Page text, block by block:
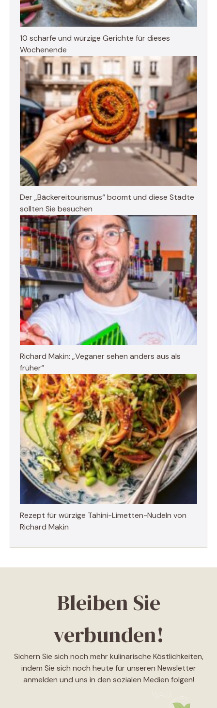
10 scharfe und würzige Gerichte für dieses
Wochenende
Der „Bäckereitourismus“ boomt und diese Städte
sollten Sie besuchen
Richard Makin: „Veganer sehen anders aus als
früher“
Rezept für würzige Tahini-Limetten-Nudeln von
Richard Makin
Bleiben Sie
verbunden!
Sichern Sie sich noch mehr kulinarische Köstlichkeiten,
indem Sie sich noch heute für unseren Newsletter
anmelden und uns in den sozialen Medien folgen!